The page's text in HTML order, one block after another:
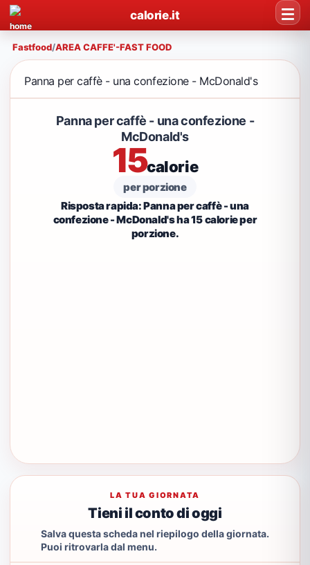
calorie.it
Fastfood/AREA CAFFE'-FAST FOOD
Panna per caffè - una confezione - McDonald's
Panna per caffè - una confezione -
McDonald's
15calorie
per porzione
Risposta rapida: Panna per caffè - una
confezione - McDonald's ha 15 calorie per
porzione.
LA TUA GIORNATA
Tieni il conto di oggi
Salva questa scheda nel riepilogo della giornata.
Puoi ritrovarla dal menu.